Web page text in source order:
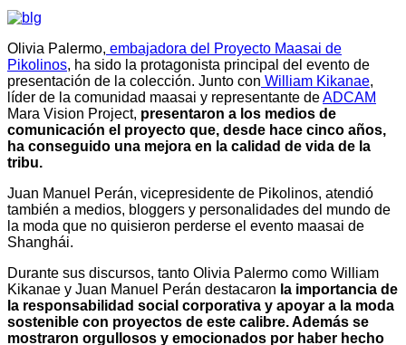
Olivia Palermo, embajadora del Proyecto Maasai de
Pikolinos, ha sido la protagonista principal del evento de
presentación de la colección. Junto con William Kikanae,
líder de la comunidad maasai y representante deADCAM
Mara Vision Project, presentaron a los medios de
comunicación el proyecto que, desde hace cinco años,
ha conseguido una mejora en la calidad de vida de la
tribu.
Juan Manuel Perán, vicepresidente de Pikolinos, atendió
también a medios, bloggers y personalidades del mundo de
la moda que no quisieron perderse el evento maasai de
Shanghái.
Durante sus discursos, tanto Olivia Palermo como William
Kikanae y Juan Manuel Perán destacaron la importancia de
la responsabilidad social corporativa y apoyar a la moda
sostenible con proyectos de este calibre. Además se
mostraron orgullosos y emocionados por haber hecho